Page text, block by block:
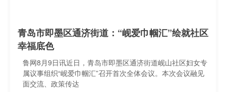
青岛市即墨区通济街道：“岘爱巾帼汇”绘就社区
幸福底色
鲁网8月9日讯近日，青岛市即墨区通济街道岘山社区妇女专
属议事组织“岘爱巾帼汇”召开首次全体会议。本次会议融见
面交流、政策传达